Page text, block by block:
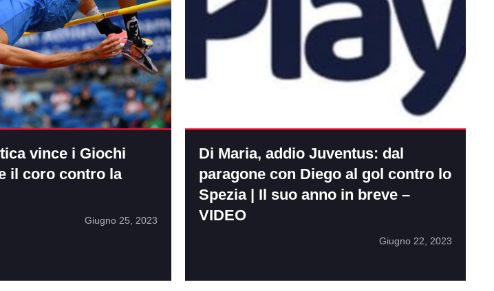
vince i Giochi
il coro contro la
Giugno 25, 2023
Di Maria, addio Juventus: dal
paragone con Diego al gol contro lo
Spezia | Il suo anno in breve –
VIDEO
Giugno 22, 2023